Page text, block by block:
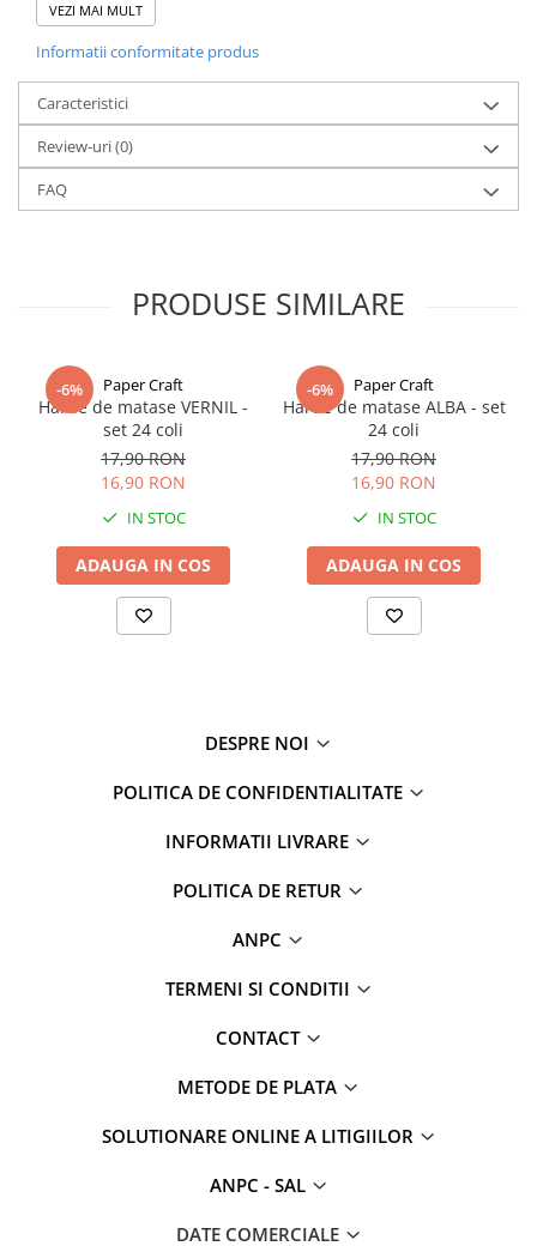
Fabricata din material de calitate superioara, panglica are o
gama larga de utilizari: fundite si ambalaje pentru cadouri,
decoratiuni la nunti, botezuri si alte evenimente, aranjamente
florale, proiecte de croitorie si accesorii fashion.
Disponibila în multiple latimi (6 mm, 9 mm, 16 mm, 22 mm, 28
mm, 38 mm) si o paleta bogata de culori, de la nuante clasice (alb,
ivory, negru) la tonuri pastelate sau vibrante.
VEZI MAI MULT
Informatii conformitate produs
Caracteristici
Review-uri(0)
FAQ
PRODUSE SIMILARE
-6% Paper Craft
Hartie de matase VERNIL -
set 24 coli
17,90 RON
16,90 RON
IN STOC
ADAUGA IN COS
-6% Paper Craft
Hartie de matase ALBA - set
24 coli
17,90 RON
16,90 RON
IN STOC
ADAUGA IN COS
DESPRE NOI
POLITICA DE CONFIDENTIALITATE
INFORMATII LIVRARE
POLITICA DE RETUR
ANPC
TERMENI SI CONDITII
CONTACT
METODE DE PLATA
SOLUTIONARE ONLINE A LITIGIILOR
ANPC - SAL
DATE COMERCIALE